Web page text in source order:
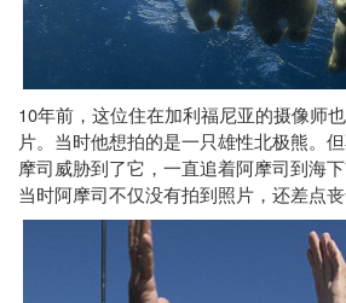
10年前，这位住在加利福尼亚的摄像师
片。当时他想拍的是一只雄性北极熊。
摩司威胁到了它，一直追着阿摩司到海下
当时阿摩司不仅没有拍到照片，还差点丧